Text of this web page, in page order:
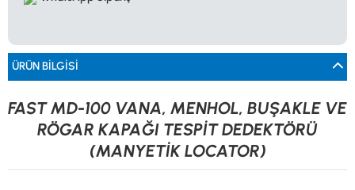
0533 061 73 68 0533 206 6086
Dedektör Dünyası, lider dünya markası dedektörlerin
Türkiye distribitörü olan Tevafuk Elektronik LTD. ŞTİ. resmi satış kanalıdır.
ÜRÜN BILGISI
FAST MD-100 VANA, MENHOL, BUŞAKLE VE
RÖGAR KAPAĞI TESPİT DEDEKTÖRÜ
(MANYETİK LOCATOR)